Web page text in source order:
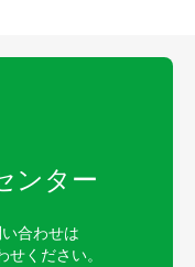
ンター
合わせは
ください。